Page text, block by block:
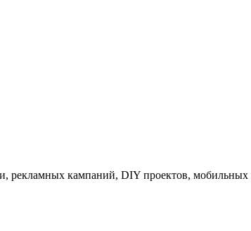
рекламных кампаний, DIY проектов,